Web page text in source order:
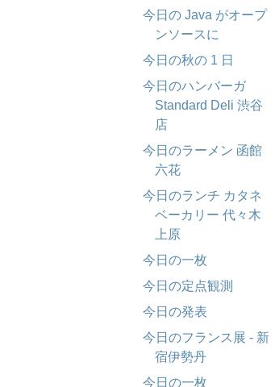
今日の Java がオープ
ンソースに
今日の秋の 1 日
今日のハンバーガ
Standard Deli 渋谷
店
今日のラーメン 函館
六花
今日のランチ カタネ
ベーカリー 代々木
上原
今日の一枚
今日の定点観測
今日の発表
今日のフランス展 - 新
宿伊勢丹
今日の一枚